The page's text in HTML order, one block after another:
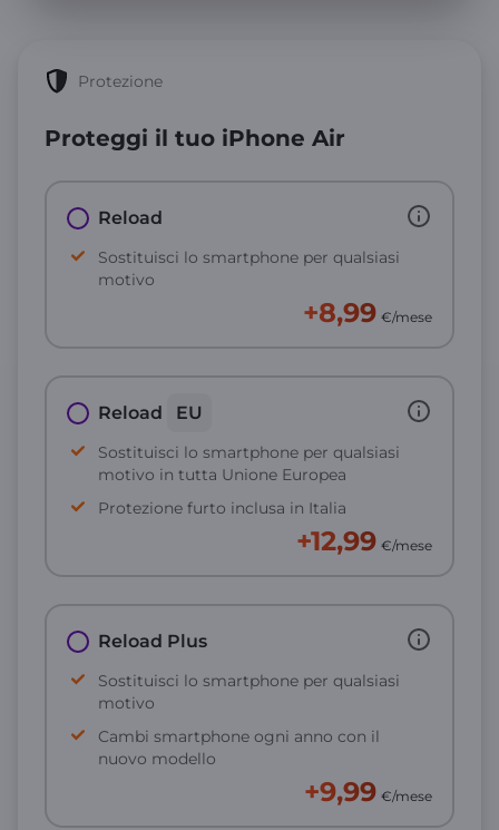
Proteggi il tuo iPhone Air
Protezione
Reload
Sostituisci lo smartphone per qualsiasi
motivo
+8,99 €/mese
Reload EU
Sostituisci lo smartphone per qualsiasi
motivo in tutta Unione Europea
Protezione furto inclusa in Italia
+12,99 €/mese
Reload Plus
Sostituisci lo smartphone per qualsiasi
motivo
Cambi smartphone ogni anno con il
nuovo modello
+9,99 €/mese